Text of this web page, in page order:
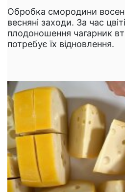
Обробка смородини
весняні заходи. За час
плодоношення чагарник
потребує їх відновлення.